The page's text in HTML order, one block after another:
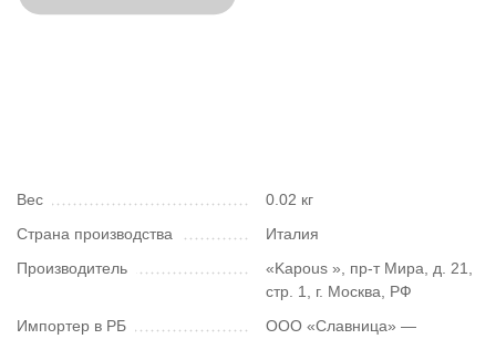
Вес
0.02 кг
Страна производства
Италия
Производитель
«Kapous », пр-т Мира, д. 21,
стр. 1, г. Москва, РФ
Импортер в РБ
ООО «Славница» —